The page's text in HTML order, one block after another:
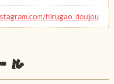
hirugao_doujou
ル